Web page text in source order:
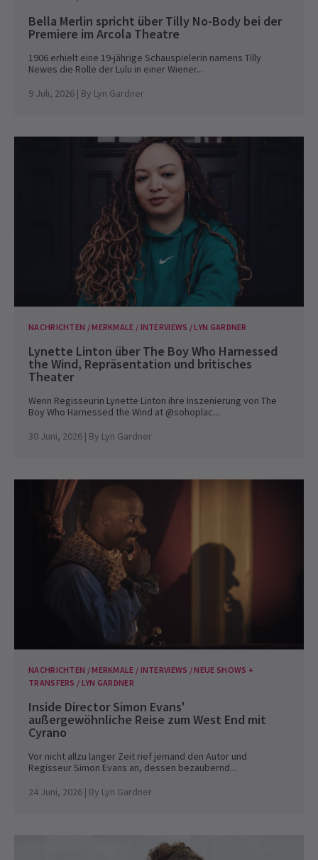
Bella Merlin spricht über Tilly No-Body bei der
Premiere im Arcola Theatre
1906 erhielt eine 19-jährige Schauspielerin namens Tilly
Newes die Rolle der Lulu in einer Wiener...
9 Juli, 2026 | By Lyn Gardner
NACHRICHTEN / MERKMALE / INTERVIEWS / LYN GARDNER
Lynette Linton über The Boy Who Harnessed
the Wind, Repräsentation und britisches
Theater
Wenn Regisseurin Lynette Linton ihre Inszenierung von The
Boy Who Harnessed the Wind at @sohoplac...
30 Juni, 2026 | By Lyn Gardner
NACHRICHTEN / MERKMALE / INTERVIEWS / NEUE SHOWS +
TRANSFERS / LYN GARDNER
Inside Director Simon Evans'
außergewöhnliche Reise zum West End mit
Cyrano
Vor nicht allzu langer Zeit rief jemand den Autor und
Regisseur Simon Evans an, dessen bezaubernd...
24 Juni, 2026 | By Lyn Gardner